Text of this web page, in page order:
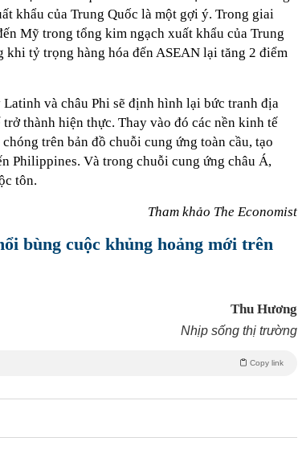
khẩu của Trung Quốc là một gợi ý. Trong giai
Mỹ trong tổng kim ngạch xuất khẩu của Trung
khi tỷ trọng hàng hóa đến ASEAN lại tăng 2 điểm
và châu Phi sẽ định hình lại bức tranh địa
thành hiện thực. Thay vào đó các nền kinh tế
trên bản đồ chuỗi cung ứng toàn cầu, tạo
Philippines. Và trong chuỗi cung ứng châu Á,
tôn.
Tham khảo The Economist
bùng cuộc khủng hoảng mới trên
Thu Hương
Nhịp sống thị trường
Copy link